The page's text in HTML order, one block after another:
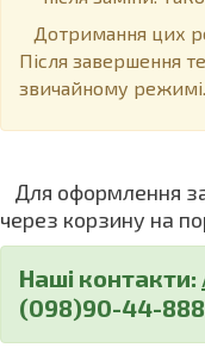
Дотримання цих
Після завершення
звичайному режимі.
Для оформлення
через корзину на
Наші контакти:
(098)90-44-